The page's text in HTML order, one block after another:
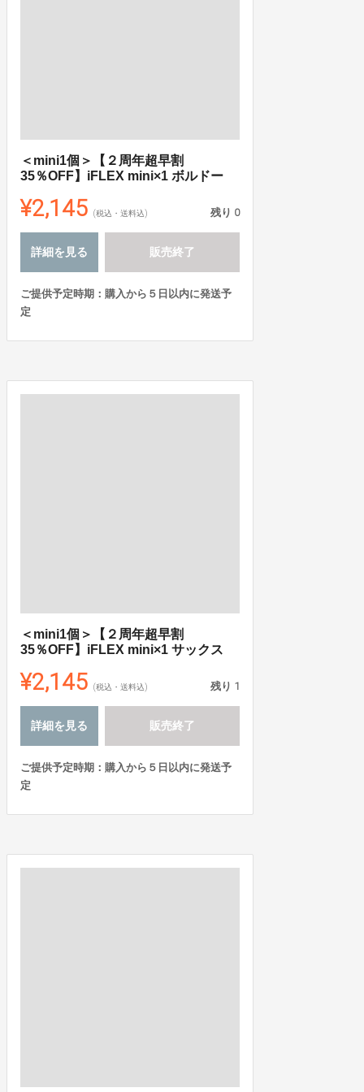
＜mini1個＞【２周年超早割
35％OFF】iFLEX mini×1 ボルドー
¥2,145 (税込・送料込) 残り 0
詳細を見る 販売終了
ご提供予定時期：購入から５日以内に発送予
定
＜mini1個＞【２周年超早割
35％OFF】iFLEX mini×1 サックス
¥2,145 (税込・送料込) 残り 1
詳細を見る 販売終了
ご提供予定時期：購入から５日以内に発送予
定